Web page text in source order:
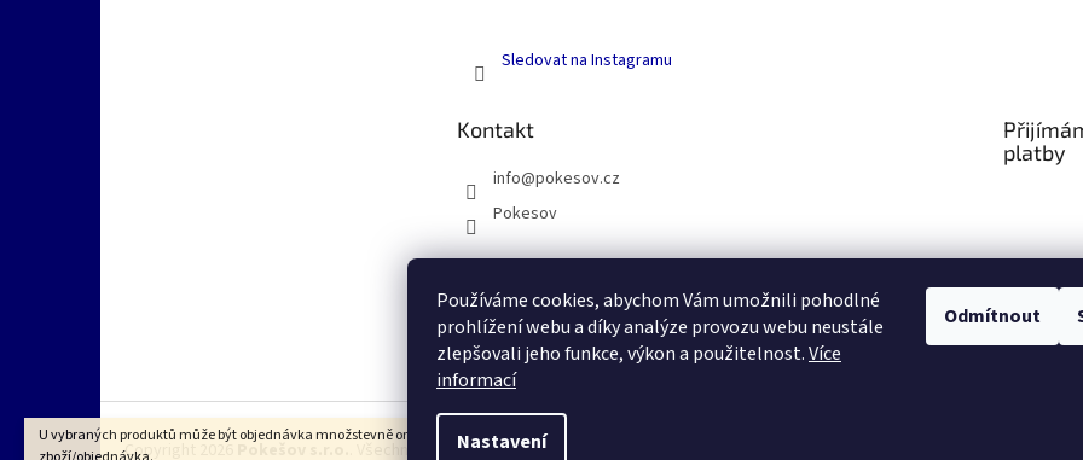
Používáme cookies, abychom Vám umožnili pohodlné
prohlížení webu a díky analýze provozu webu neustále
zlepšovali jeho funkce, výkon a použitelnost.Více
informací
Nastavení
Odmítnout
U vybraných produktů může být objednávka množstevně omezena dle VOP na 1ks
Sledovat na Instagramu
Kontakt
info@pokesov.cz
Pokesov
platby
SLOVNÍČEK POJMŮ
Copyright 2026 . Všechna práva vyhrazena.